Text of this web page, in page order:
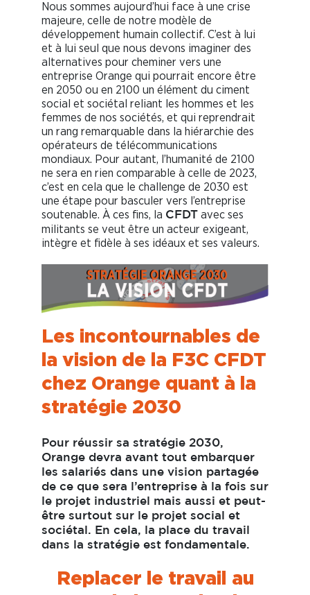
Nous sommes aujourd’hui face à une crise
majeure, celle de notre modèle de
développement humain collectif. C’est à lui
et à lui seul que nous devons imaginer des
alternatives pour cheminer vers une
entreprise Orange qui pourrait encore être
en 2050 ou en 2100 un élément du ciment
social et sociétal reliant les hommes et les
femmes de nos sociétés, et qui reprendrait
un rang remarquable dans la hiérarchie des
opérateurs de télécommunications
mondiaux. Pour autant, l’humanité de 2100
ne sera en rien comparable à celle de 2023,
c’est en cela que le challenge de 2030 est
une étape pour basculer vers l’entreprise
soutenable. À ces fins, la CFDT
avec ses
militants se veut être un acteur exigeant,
intègre et fidèle à ses idéaux et ses valeurs.
Les incontournables de
la vision de la F3C CFDT
chez Orange quant à la
stratégie 2030
Pour réussir sa stratégie 2030,
Orange devra avant tout embarquer
les salariés dans une vision partagée
de ce que sera l’entreprise à la fois sur
le projet industriel mais aussi et peut-
être surtout sur le projet social et
sociétal. En cela, la place du travail
dans la stratégie est fondamentale.
Replacer le travail au